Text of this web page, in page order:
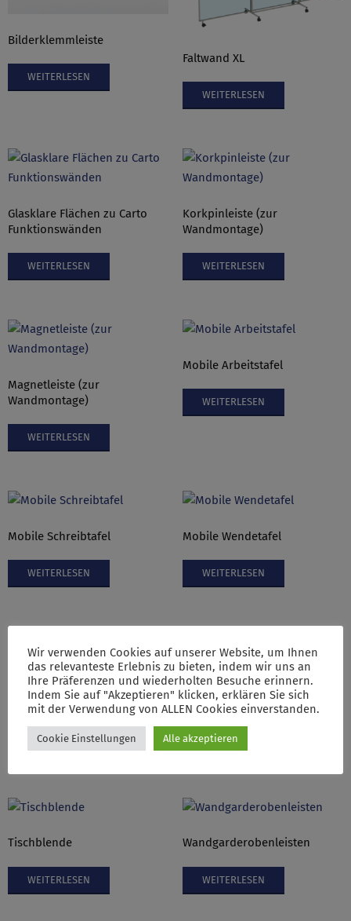
Bilderklemmleiste
WEITERLESEN
Faltwand XL
WEITERLESEN
Glasklare Flächen zu Carto
Funktionswänden
WEITERLESEN
Korkpinleiste (zur
Wandmontage)
WEITERLESEN
Magnetleiste (zur
Wandmontage)
WEITERLESEN
Mobile Arbeitstafel
WEITERLESEN
Mobile Schreibtafel
WEITERLESEN
Mobile Wendetafel
WEITERLESEN
Schutzblende, frei aufstellbar
WEITERLESEN
Sicht- und Schutzwand,
freistehend
WEITERLESEN
Tischblende
WEITERLESEN
Wandgarderobenleisten
WEITERLESEN
Wir verwenden Cookies auf unserer Website, um Ihnen
das relevanteste Erlebnis zu bieten, indem wir uns an
Ihre Präferenzen und wiederholten Besuche erinnern.
Indem Sie auf "Akzeptieren" klicken, erklären Sie sich
mit der Verwendung von ALLEN Cookies einverstanden.
Cookie Einstellungen Alle akzeptieren